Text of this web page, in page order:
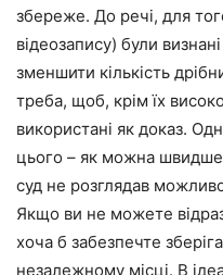
збереже. До речі, для
відеозапису) були
зменшити кількість
треба, щоб, крім їх
використані як доказ.
цього – як можна
суд не розглядав
Якщо ви не можете
хоча б забезпечте
незалежному місці. В